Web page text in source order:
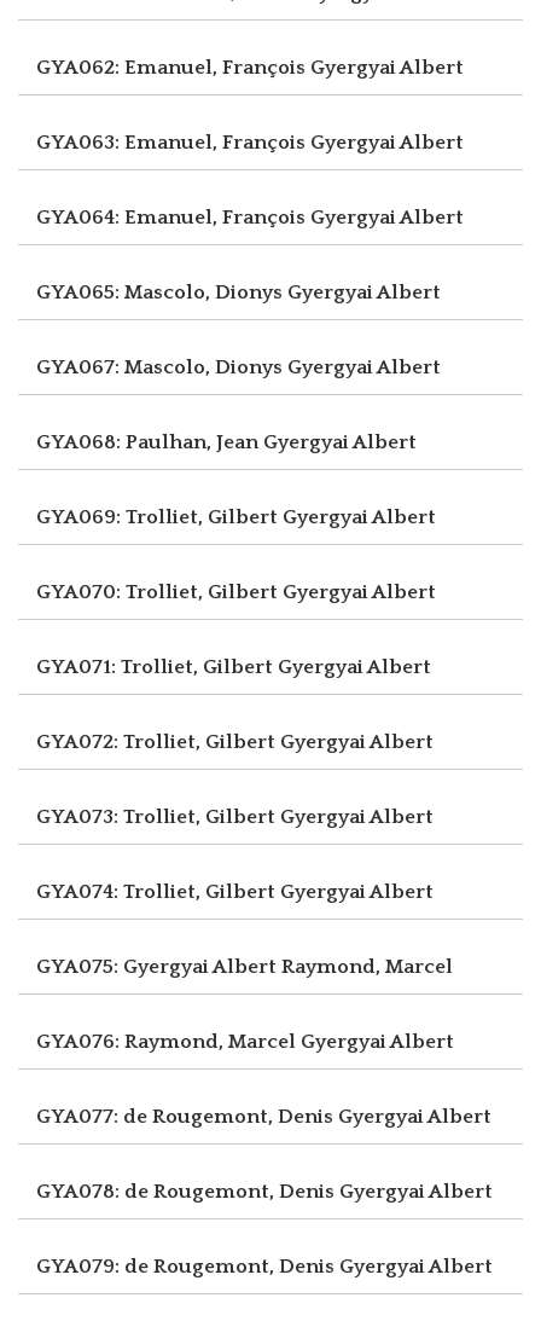
GYA062: Emanuel, François Gyergyai Albert
GYA063: Emanuel, François Gyergyai Albert
GYA064: Emanuel, François Gyergyai Albert
GYA065: Mascolo, Dionys Gyergyai Albert
GYA067: Mascolo, Dionys Gyergyai Albert
GYA068: Paulhan, Jean Gyergyai Albert
GYA069: Trolliet, Gilbert Gyergyai Albert
GYA070: Trolliet, Gilbert Gyergyai Albert
GYA071: Trolliet, Gilbert Gyergyai Albert
GYA072: Trolliet, Gilbert Gyergyai Albert
GYA073: Trolliet, Gilbert Gyergyai Albert
GYA074: Trolliet, Gilbert Gyergyai Albert
GYA075: Gyergyai Albert Raymond, Marcel
GYA076: Raymond, Marcel Gyergyai Albert
GYA077: de Rougemont, Denis Gyergyai Albert
GYA078: de Rougemont, Denis Gyergyai Albert
GYA079: de Rougemont, Denis Gyergyai Albert